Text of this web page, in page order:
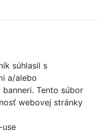
súhlasil s
a/alebo
Tento súbor
webovej stránky